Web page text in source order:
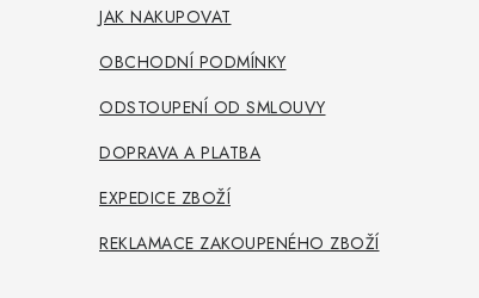
JAK NAKUPOVAT
OBCHODNÍ PODMÍNKY
ODSTOUPENÍ OD SMLOUVY
DOPRAVA A PLATBA
EXPEDICE ZBOŽÍ
REKLAMACE ZAKOUPENÉHO ZBOŽÍ